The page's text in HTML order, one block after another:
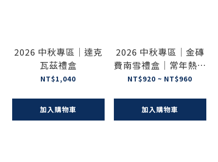
2026 中秋專區｜達克
瓦茲禮盒
NT$1,040
加入購物車
2026 中秋專區｜金磚
費南雪禮盒｜常年熱銷
No.1
NT$920 ~ NT$960
加入購物車